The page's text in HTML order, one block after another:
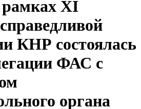
XI
КНР состоялась
ФАС с
органа